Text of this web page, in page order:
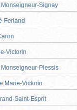
Signay
Ferland
Victorin
Plessis
Marie-Victorin
Saint-Esprit